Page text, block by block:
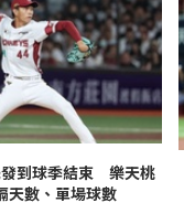
到球季結束 樂天桃
天數、單場球數